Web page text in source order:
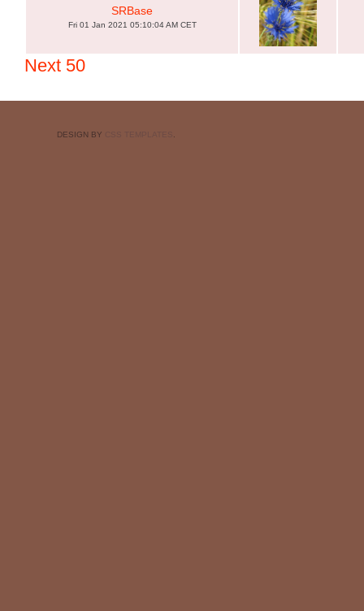
SRBase
Fri 01 Jan 2021 05:10:04 AM CET
Next 50
DESIGN BY CSS TEMPLATES